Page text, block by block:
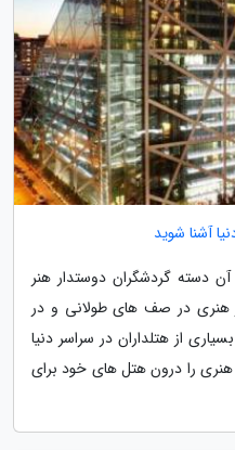
آشنا شوید
آن دسته گردشگران دوستدار هنر
هنری در صف های طولانی و در
از هتلداران در سراسر دنیا
هنری را درون هتل های خود برای